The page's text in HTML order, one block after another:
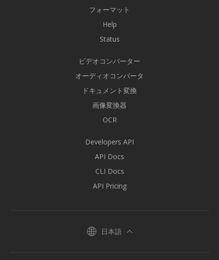
フォーマット
Help
Status
ビデオコンバーター
オーディオコンバータ
ドキュメント変換
画像変換器
OCR
Developers API
API Docs
CLI Docs
API Pricing
日本語